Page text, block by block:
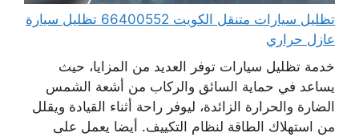
تظليل سيارات متنقل الكويت 66400552 تظليل سيارة
عازل حراري
خدمة تظليل سيارات توفر العديد من المزايا، حيث
يساعد في حماية السائق والركاب من أشعة الشمس
الضارة والحرارة الزائدة، ليوفر راحة أثناء القيادة ويقلل
من استهلاك الطاقة لنظام التكييف. أيضا يعمل على